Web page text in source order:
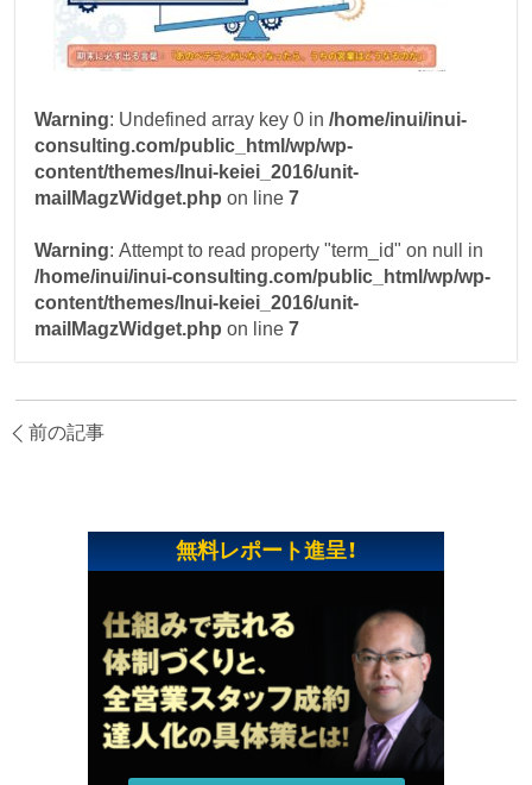
Warning : Undefined array key 0 in/home/inui/inui-
consulting.com/public_html/wp/wp-
content/themes/Inui-keiei_2016/unit-
mailMagzWidget.php on line7
Warning : Attempt to read property "term_id" on null in
/home/inui/inui-consulting.com/public_html/wp/wp-
content/themes/Inui-keiei_2016/unit-
mailMagzWidget.php on line7
前の記事
無料レポート進呈！